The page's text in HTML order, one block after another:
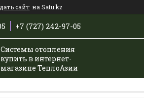
сайт на Satu.kz
+7 (727) 242-97-05
Системы отопления
купить в интернет-
магазине ТеплоАзии